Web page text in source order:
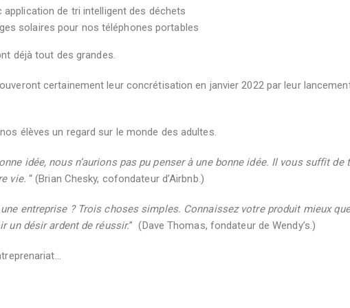
de tri intelligent des déchets
solaires pour nos téléphones portables
déjà tout des grandes.
certainement leur concrétisation en janvier 2022 par leur
élèves un regard sur le monde des adultes.
idée, nous n’aurions pas pu penser à une bonne idée. Il vous suffit de
vie. “ (Brian Chesky, cofondateur d’Airbnb.)
entreprise ? Trois choses simples. Connaissez votre produit mieux
un désir ardent de réussir.”(Dave Thomas, fondateur de Wendy’s.)